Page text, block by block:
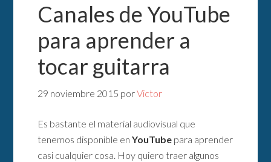
Canales de YouTube
para aprender a
tocar guitarra
29 noviembre 2015 porVictor
Es bastante el material audiovisual que
tenemos disponible enYouTube para aprender
casi cualquier cosa. Hoy quiero traer algunos